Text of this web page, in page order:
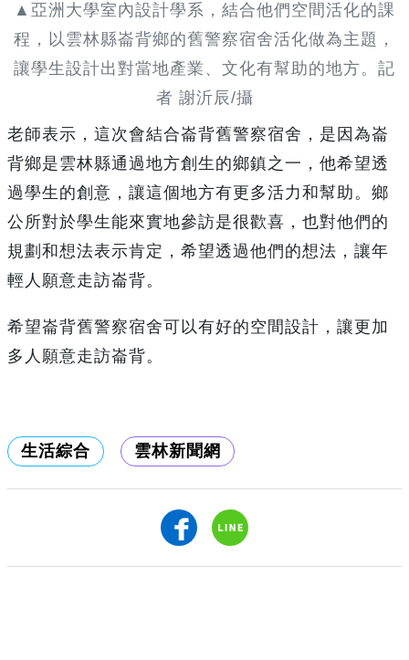
▲亞洲大學室內設計學系，結合他們空間活化的課
程，以雲林縣崙背鄉的舊警察宿舍活化做為主題，
讓學生設計出對當地產業、文化有幫助的地方。記
者 謝沂辰/攝
老師表示，這次會結合崙背舊警察宿舍，是因為崙
背鄉是雲林縣通過地方創生的鄉鎮之一，他希望透
過學生的創意，讓這個地方有更多活力和幫助。鄉
公所對於學生能來實地參訪是很歡喜，也對他們的
規劃和想法表示肯定，希望透過他們的想法，讓年
輕人願意走訪崙背。
希望崙背舊警察宿舍可以有好的空間設計，讓更加
多人願意走訪崙背。
生活綜合 雲林新聞網